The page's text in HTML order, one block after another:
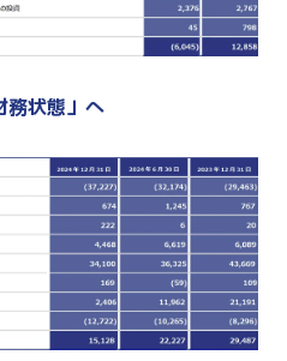
務状態」へ